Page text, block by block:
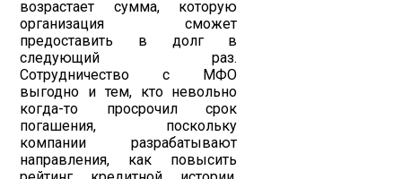
возрастает сумма, которую
организация сможет
предоставить в долг в
следующий раз.
Сотрудничество с МФО
выгодно и тем, кто невольно
когда-то просрочил срок
погашения, поскольку
компании разрабатывают
направления, как повысить